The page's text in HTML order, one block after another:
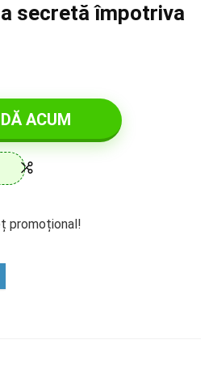
secretă împotriva
ACUM
promoțional!